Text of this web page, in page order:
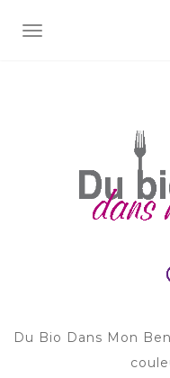
AFFICHER/
Du Bio Dans Mon